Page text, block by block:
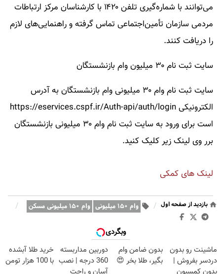
می‌توانند با شماره‌گیری تلفن ۱۴۲۰ با کارشناسان مرکز ارتباطات
مردمی سازمان تأمین‌اجتماعی تماس گرفته و راهنمایی‌های لازم
را دریافت کنند.
سایت ثبت نام ۳۰ میلیون وام بازنشستگان
سایت ثبت نام وام ۳۰ میلیونی وام بازنشستگان به آدرس
الکترونیکی https://eservices.cspf.ir/Auth-api/auth/login
است برای ورود به سایت ثبت نام وام ۳۰ میلیونی بازنشستگان
برر وی لینک زیر کلیک کنید.
لینک های کمکی
بازدید از صفحه اول / وام ۱۵۰ میلیونی وام ۱۵۰ میلیونی مسکن /
وبگردی
ماشینت رو بدون
دردسر بفروش |
بدون ضامن وام
بگیر، طلا بخر 😍
دوربین مداربسته
360 درجه | نصب
خرید طلا آبشده
با 100 هزار تومن